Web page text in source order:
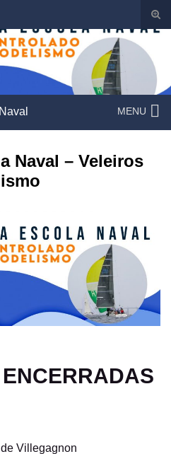
MENU
Naval – Veleiros
Villegagnon